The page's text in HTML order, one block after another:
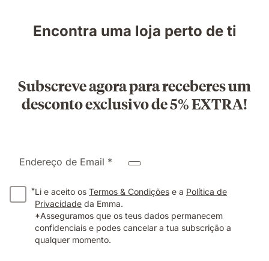
Encontra uma loja perto de ti
Subscreve agora para receberes um
desconto exclusivo de 5% EXTRA!
Endereço de Email *
*Li e aceito os Termos & Condições e a Política de
Privacidade da Emma.
*Asseguramos que os teus dados permanecem
confidenciais e podes cancelar a tua subscrição a
qualquer momento.